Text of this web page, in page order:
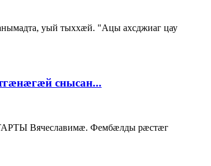
уый тыххæй. "Ацы ахсджиаг цау
снысан...
Вячеславимæ. Фембæлды рæстæг